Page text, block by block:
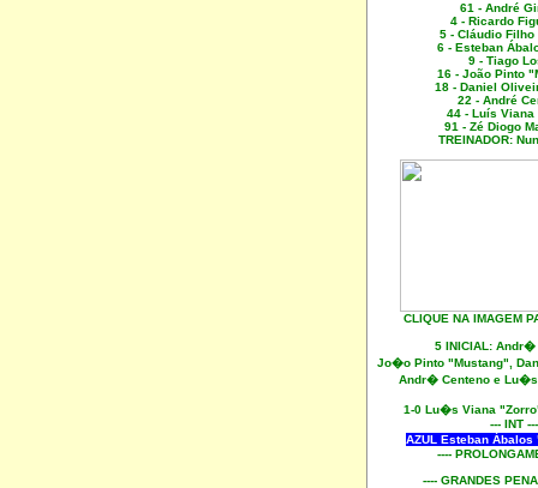
61 - André
4 - Ricardo
5 - Cláudio
6 - Esteban
9 - Tiago
16 - João Pinto
18 - Daniel
22 - André
44 - Luís
91 - Zé Diogo
TREINADOR:
CLIQUE NA IMAGEM
5 INICIAL:
Jo�o Pinto "Mustang",
Andr� Centeno e
1-0 Lu�s Viana
--- INT ---
AZUL Esteban
----
---- GRANDES